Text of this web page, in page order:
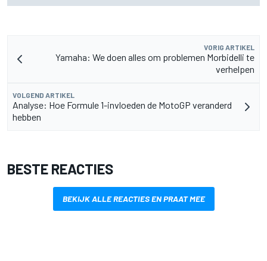
VORIG ARTIKEL
Yamaha: We doen alles om problemen Morbidelli te
verhelpen
VOLGEND ARTIKEL
Analyse: Hoe Formule 1-invloeden de MotoGP veranderd
hebben
BESTE REACTIES
BEKIJK ALLE REACTIES EN PRAAT MEE